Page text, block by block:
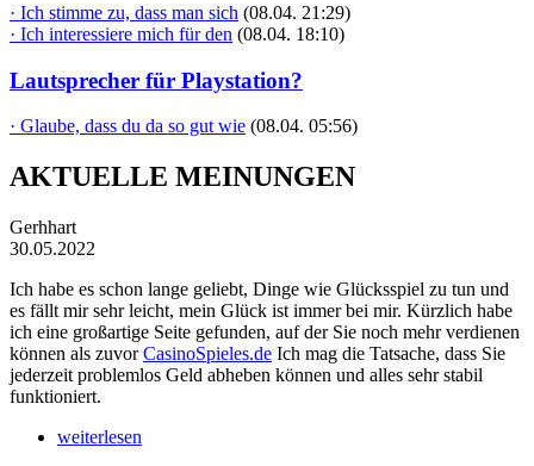
· Ich stimme zu, dass man sich (08.04. 21:29)
· Ich interessiere mich für den (08.04. 18:10)
Lautsprecher für Playstation?
· Glaube, dass du da so gut wie (08.04. 05:56)
AKTUELLE MEINUNGEN
Gerhhart
30.05.2022
Ich habe es schon lange geliebt, Dinge wie Glücksspiel zu tun und
es fällt mir sehr leicht, mein Glück ist immer bei mir. Kürzlich habe
ich eine großartige Seite gefunden, auf der Sie noch mehr verdienen
können als zuvorCasinoSpieles.de Ich mag die Tatsache, dass Sie
jederzeit problemlos Geld abheben können und alles sehr stabil
funktioniert.
weiterlesen